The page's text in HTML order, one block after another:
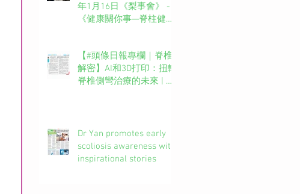
年1月16日《梨事會》 -
《健康關你事—脊柱健康
台長 葉文輝Barry Ip (啤
梨）嘉賓主持：吳錞銦博
士Dr. Yan
【#頭條日報專欄｜脊椎
解密】AI和3D打印：扭轉
脊椎側彎治療的未來 | 脊
Dr Yan promotes early
scoliosis awareness with
inspirational stories